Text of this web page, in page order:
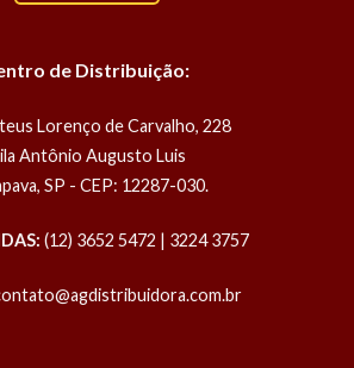
de Distribuição:
Lorenço de Carvalho, 228
Antônio Augusto Luis
SP - CEP: 12287-030.
(12) 3652 5472 | 3224 3757